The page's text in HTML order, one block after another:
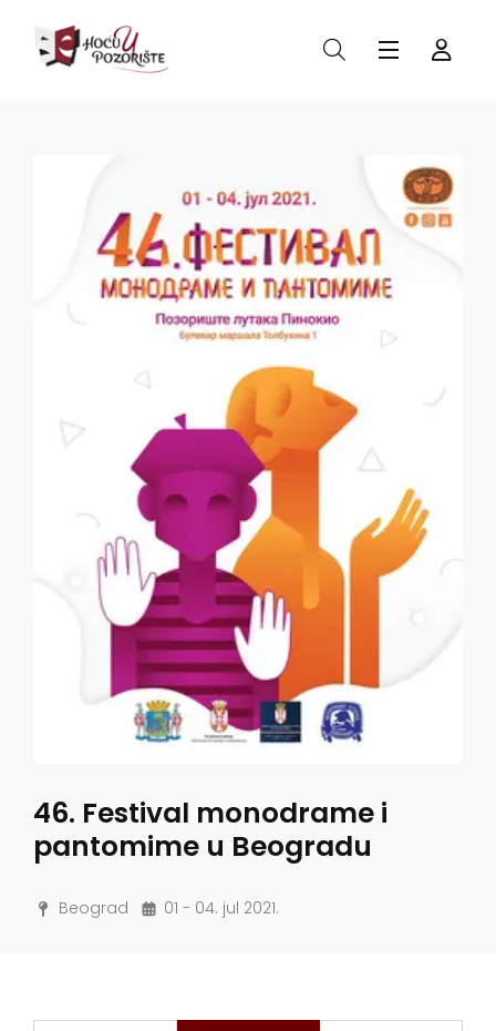
46. Festival monodrame i
pantomime u Beogradu
Beograd 01 - 04. jul 2021.